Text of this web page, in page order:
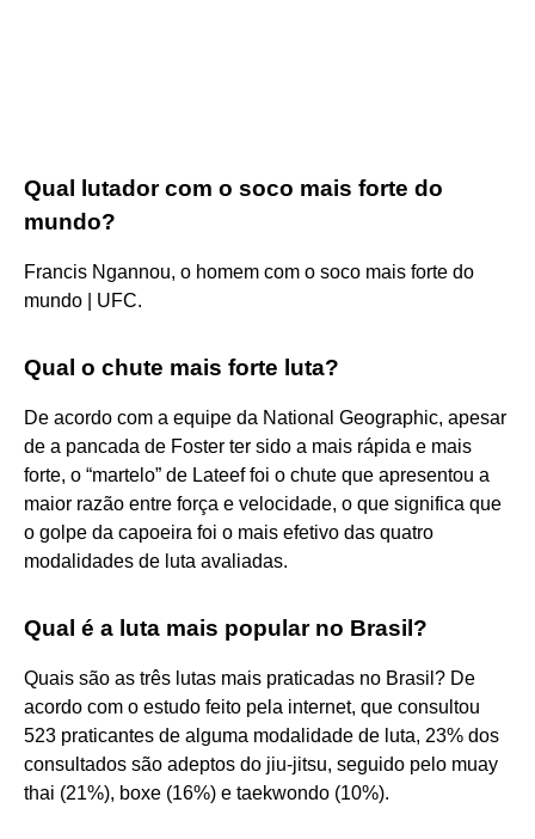
Qual lutador com o soco mais forte do
mundo?
Francis Ngannou, o homem com o soco mais forte do
mundo | UFC.
Qual o chute mais forte luta?
De acordo com a equipe da National Geographic, apesar
de a pancada de Foster ter sido a mais rápida e mais
forte, o “martelo” de Lateef foi o chute que apresentou a
maior razão entre força e velocidade, o que significa que
o golpe da capoeira foi o mais efetivo das quatro
modalidades de luta avaliadas.
Qual é a luta mais popular no Brasil?
Quais são as três lutas mais praticadas no Brasil? De
acordo com o estudo feito pela internet, que consultou
523 praticantes de alguma modalidade de luta, 23% dos
consultados são adeptos do jiu-jitsu, seguido pelo muay
thai (21%), boxe (16%) e taekwondo (10%).